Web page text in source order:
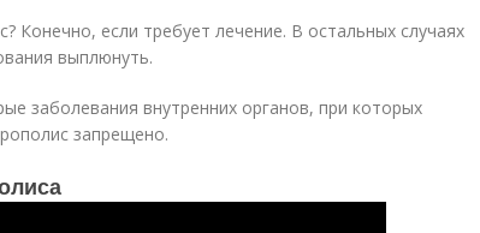
Конечно, если требует лечение. В остальных случаях
выплюнуть.
заболевания внутренних органов, при которых
запрещено.